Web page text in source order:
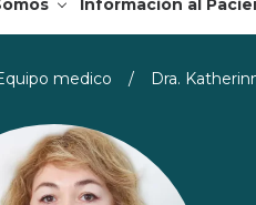
Información al
medico / Dra.